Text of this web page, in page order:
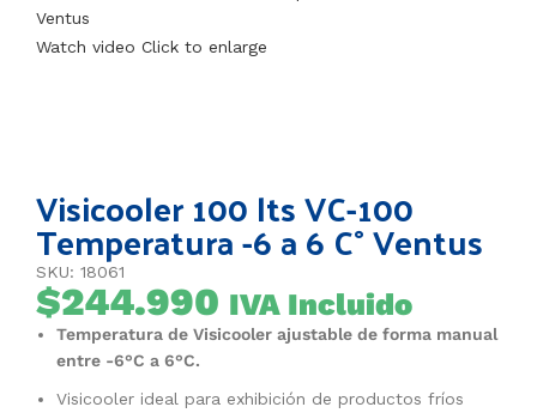
Watch video Click to enlarge
Visicooler 100 lts VC-100
Temperatura -6 a 6 C° Ventus
SKU: 18061
$244.990 IVA Incluido
Temperatura de Visicooler ajustable de forma manual
entre -6°C a 6°C.
Visicooler ideal para exhibición de productos fríos